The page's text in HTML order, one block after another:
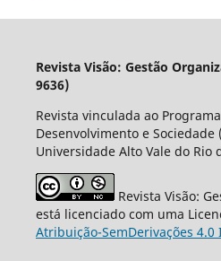
Revista Visão: Gestão
9636)
Revista vinculada ao
Desenvolvimento e Sociedade
Universidade Alto Vale do Rio
Revista Visão:
está licenciado com uma
Atribuição-SemDerivações